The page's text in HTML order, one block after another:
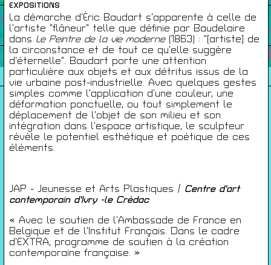
EXPOSITIONS
La démarche d’Éric Baudart s’apparente à celle de
l’artiste “flâneur” telle que définie par Baudelaire
dans Le Peintre de la vie moderne(1863) : “[artiste] de
la circonstance et de tout ce qu’elle suggère
d’éternelle”. Baudart porte une attention
particulière aux objets et aux détritus issus de la
vie urbaine post-industrielle. Avec quelques gestes
simples comme l’application d’une couleur, une
déformation ponctuelle, ou tout simplement le
déplacement de l’objet de son milieu et son
intégration dans l’espace artistique, le sculpteur
révèle le potentiel esthétique et poétique de ces
éléments.
JAP - Jeunesse et Arts Plastiques / Centre d’art
contemporain d’Ivry -le Crédac
« Avec le soutien de l’Ambassade de France en
Belgique et de l’Institut Français. Dans le cadre
d’EXTRA, programme de soutien à la création
contemporaine française. »
Cartes De Membre
Saisons Précédentes
À propos
Infos pratiques
Carte de membres
Mentions légales
Conditions générales de ventes
Gérer les cookies